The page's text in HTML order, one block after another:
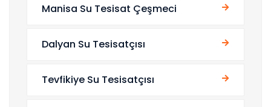
Manisa Su Tesisat Çeşmeci
Dalyan Su Tesisatçısı
Tevfikiye Su Tesisatçısı